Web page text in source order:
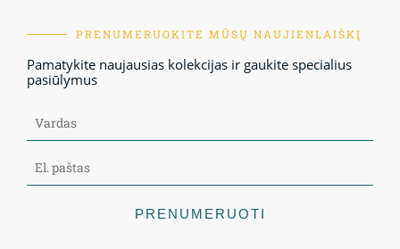
PRENUMERUOKITE MŪSŲ NAUJIENLAIŠKĮ
Pamatykite naujausias kolekcijas ir gaukite specialius
pasiūlymus
PRENUMERUOTI